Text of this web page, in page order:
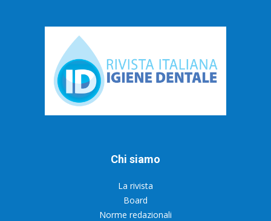
Chi siamo
La rivista
Board
Norme redazionali